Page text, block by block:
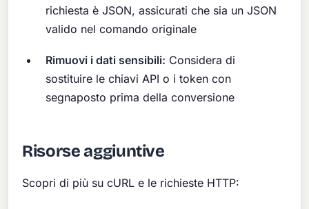
richiesta è JSON, assicurati che sia un JSON
valido nel comando originale
Rimuovi i dati sensibili: Considera di
sostituire le chiavi API o i token con
segnaposto prima della conversione
Risorse aggiuntive
Scopri di più su cURL e le richieste HTTP: